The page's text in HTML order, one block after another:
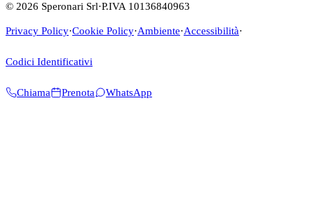
© 2026 Speronari Srl·P.IVA 10136840963
Privacy Policy·Cookie Policy·Ambiente·Accessibilità·
Codici Identificativi
Chiama Prenota WhatsApp